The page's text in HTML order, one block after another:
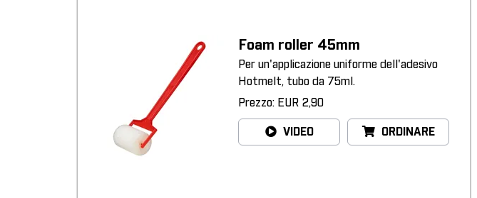
Foam roller 45mm
Per un'applicazione uniforme dell'adesivo
Hotmelt, tubo da 75ml.
Prezzo: EUR 2,90
VIDEO ORDINARE